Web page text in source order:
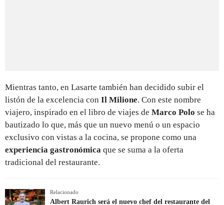
Mientras tanto, en Lasarte también han decidido subir el
listón de la excelencia con Il Milione. Con este nombre
viajero, inspirado en el libro de viajes de Marco Polo se ha
bautizado lo que, más que un nuevo menú o un espacio
exclusivo con vistas a la cocina, se propone como una
experiencia gastronómica que se suma a la oferta
tradicional del restaurante.
Relacionado
Albert Raurich será el nuevo chef del restaurante del